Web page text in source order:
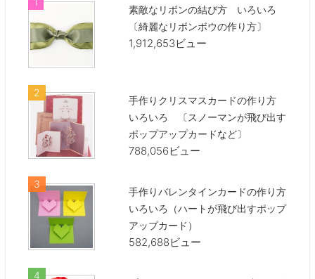
素敵なリボンの結び方 いろいろ
〔綺麗なリボンボウの作り方〕
1,912,653ビュー
手作りクリスマスカードの作り方
いろいろ 〔スノーマンが飛び出す
ポップアップカードなど〕
788,056ビュー
手作りバレンタインカードの作り方
いろいろ（ハートが飛び出すポップ
アップカード）
582,688ビュー